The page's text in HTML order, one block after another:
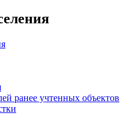
ранее учтенных объектов